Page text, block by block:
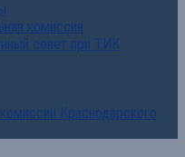
комиссия
совет при ТИК
Краснодарского